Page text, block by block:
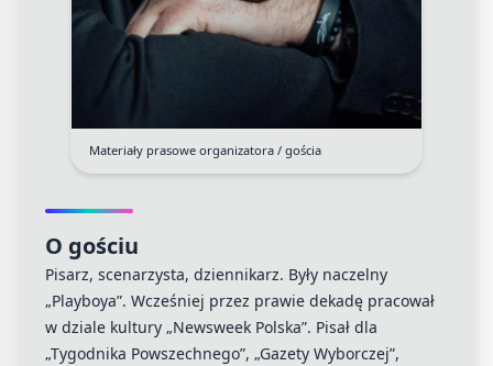
Materiały prasowe organizatora / gościa
O gościu
Pisarz, scenarzysta, dziennikarz. Były naczelny
„Playboya”. Wcześniej przez prawie dekadę pracował
w dziale kultury „Newsweek Polska”. Pisał dla
„Tygodnika Powszechnego”, „Gazety Wyborczej”,